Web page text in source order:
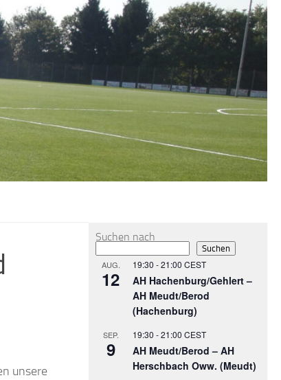
unsere
Suchen nach
Suchen
AUG.
12
19:30 -21:00 CEST
AH Hachenburg/Gehlert –
AH Meudt/Berod
(Hachenburg)
SEP.
9
19:30 -21:00 CEST
AH Meudt/Berod – AH
Herschbach Oww. (Meudt)